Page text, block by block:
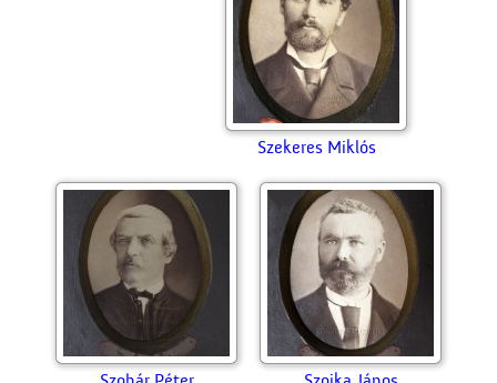
Szabó Ferenc
Szalai Ottó Szebeni István